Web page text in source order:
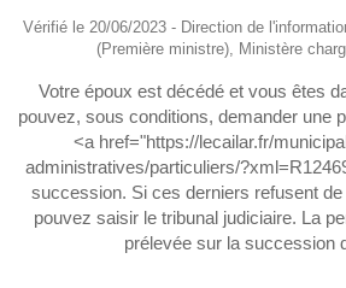
Vérifié le 20/06/2023 - Direction de
(Première ministre), Ministère
Votre époux est décédé et vous êtes
pouvez, sous conditions, demander une
<a href="https://lecailar.fr/
administratives/particuliers/
succession. Si ces derniers refusent
pouvez saisir le tribunal judiciaire. La
prélevée sur la succession